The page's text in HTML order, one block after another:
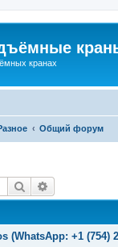
кранах
Общий форум
Поиск
(WhatsApp: +1 (754)